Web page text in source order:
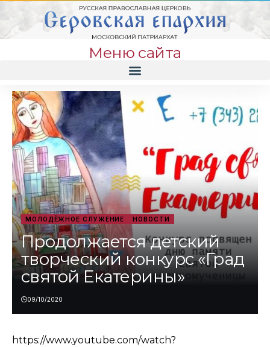
Меню сайта
МОЛОДЁЖНОЕ СЛУЖЕНИЕ НОВОСТИ
Продолжается детский
творческий конкурс «Град
святой Екатерины»
09/10/2020
https://www.youtube.com/watch?